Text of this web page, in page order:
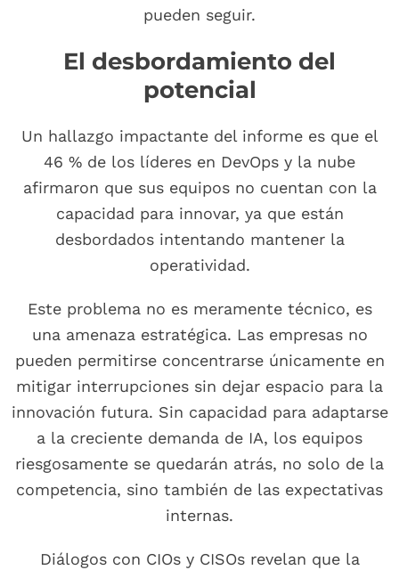
pueden seguir.
El desbordamiento del
potencial
Un hallazgo impactante del informe es que el
46 % de los líderes en DevOps y la nube
afirmaron que sus equipos no cuentan con la
capacidad para innovar, ya que están
desbordados intentando mantener la
operatividad.
Este problema no es meramente técnico, es
una amenaza estratégica. Las empresas no
pueden permitirse concentrarse únicamente en
mitigar interrupciones sin dejar espacio para la
innovación futura. Sin capacidad para adaptarse
a la creciente demanda de IA, los equipos
riesgosamente se quedarán atrás, no solo de la
competencia, sino también de las expectativas
internas.
Diálogos con CIOs y CISOs revelan que la